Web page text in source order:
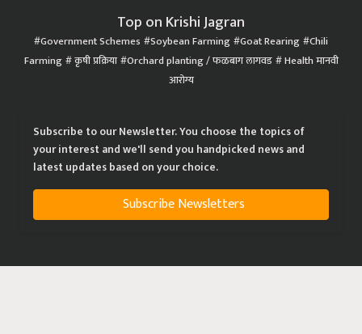
Top on Krishi Jagran
Government Schemes Soybean Farming Goat Rearing Chili
Farming कृषी प्रक्रिया Orchard planting / फळबाग लागवड Health मानवी
आरोग्य
Subscribe to our Newsletter. You choose the topics of
your interest and we'll send you handpicked news and
latest updates based on your choice.
Subscribe Newsletters